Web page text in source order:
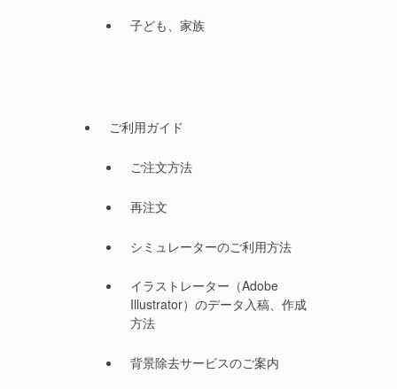
子ども、家族
ご利用ガイド
ご注文方法
再注文
シミュレーターのご利用方法
イラストレーター（Adobe
Illustrator）のデータ入稿、作成
方法
背景除去サービスのご案内